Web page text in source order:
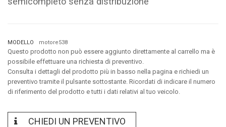
MODELLO motore538
Questo prodotto non può essere aggiunto direttamente al carrello ma è
possibile effettuare una richiesta di preventivo.
Consulta i dettagli del prodotto più in basso nella pagina e richiedi un
preventivo tramite il pulsante sottostante. Ricordati di indicare il numero
di riferimento del prodotto e tutti i dati relativi al tuo veicolo.
CHIEDI UN PREVENTIVO